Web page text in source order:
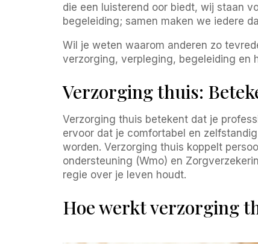
die een luisterend oor biedt, wij staan
begeleiding; samen maken we iedere
Wil je weten waarom anderen zo
verzorging, verpleging, begeleiding en
Verzorging thuis:
Verzorging thuis betekent dat je
ervoor dat je comfortabel en
worden. Verzorging thuis koppelt
ondersteuning (Wmo) en
regie over je leven houdt.
Hoe werkt verzorging